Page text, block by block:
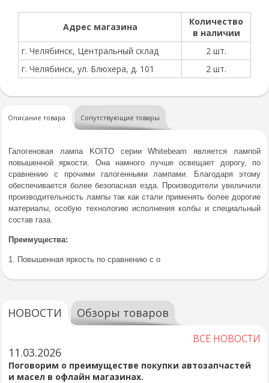
Адрес магазина
Количество
в наличии
г. Челябинск, Центральный склад
2 шт.
г. Челябинск, ул. Блюхера, д. 101
2 шт.
Описание товара Сопутствующие товары
Галогеновая лампа KOITO серии Whitebeam является лампой
повышенной яркости. Она намного лучше освещает дорогу, по
сравнению с прочими галогенными лампами. Благодаря этому
обеспечивается более безопасная езда. Производители увеличили
производительность лампы так как стали применять более дорогие
материалы, особую технологию исполнения колбы и специальный
состав газа.
Преимущества:
1. Повышенная яркость по сравнению с о
НОВОСТИ Обзоры товаров
ВСЕ НОВОСТИ
11.03.2026
Поговорим о преимуществе покупки автозапчастей
и масел в офлайн магазинах.